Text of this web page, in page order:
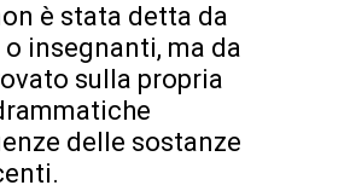
è stata detta da
insegnanti, ma da
sulla propria
delle sostanze